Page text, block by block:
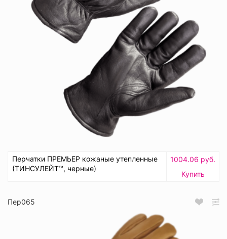
Перчатки ПРЕМЬЕР кожаные утепленные
(ТИНСУЛЕЙТ™, черные)
1004.06 руб.
Купить
Пер065